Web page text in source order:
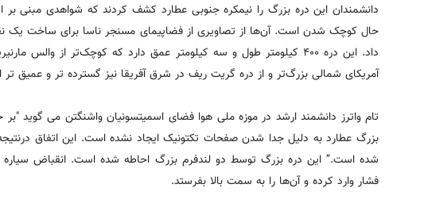
دانشمندان این دره بزرگ را نیمکره جنوبی عطارد کشف کردند که شواهدی مبنی بر
حال کوچک شدن است. آن‌ها از تصاویری از فضاپیمای مسنجر ناسا برای ساخت یک
داد. این دره ۴۰۰ کیلومتر طول و سه کیلومتر عمق دارد که کوچک‌تر از
آمریکای شمالی بزرگ‌تر و از دره گریت ریف در شرق آفریقا نیز گسترده تر و عمیق
تام واترز دانشمند ارشد در موزه ملی هوا فضای اسمیتسونیان واشنگتن می گوید
بزرگ عطارد به دلیل جدا شدن صفحات تکتونیک ایجاد نشده است. این اتفاق
شده است.” این دره بزرگ توسط دو لندفرم بزرگ احاطه شده است. انقباض
فشار وارد کرده و آن‌ها را به سمت بالا بفرستد.